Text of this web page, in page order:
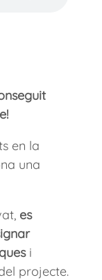
en la
una
es
i
projecte.